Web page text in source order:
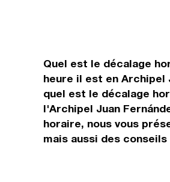
Quel est le décalage
heure il est en Archipel
quel est le décalage
l'Archipel Juan
horaire, nous vous
mais aussi des